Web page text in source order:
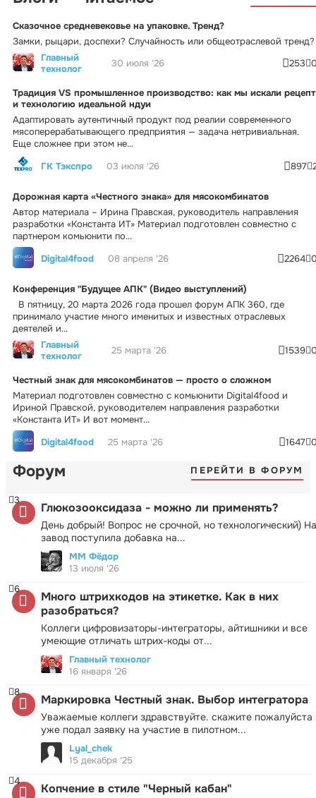
Сказочное средневековье на упаковке. Тренд?
Замки, рыцари, доспехи? Случайность или общеотраслевой тренд?
Главный
технолог
30 июля '26 253
Традиция VS промышленное производство: как мы искали рецепт
и технологию идеальной ндуи
Адаптировать аутентичный продукт под реалии современного
мясоперерабатывающего предприятия — задача нетривиальная.
Еще сложнее при этом не...
ГК Тэкспро
03 июля '26 897
Дорожная карта «Честного знака» для мясокомбинатов
Автор материала – Ирина Правская, руководитель направления
разработки «Константа ИТ» Материал подготовлен совместно с
партнером комьюнити по...
Digital4food
08 апреля '26 2264
Конференция "Будущее АПК" (Видео выступлений)
В пятницу, 20 марта 2026 года прошел форум АПК 360, где
принимало участие много именитых и известных отраслевых
деятелей и...
Главный
технолог
25 марта '26 1539
Честный знак для мясокомбинатов — просто о сложном
Материал подготовлен совместно с комьюнити Digital4food и
Ириной Правской, руководителем направления разработки
«Константа ИТ» И вот момент...
Digital4food
25 марта '26 1647
Форум ПЕРЕЙТИ В ФОРУМ
Глюкозооксидаза - можно ли применять?
День добрый! Вопрос не срочной, но технологический) На
завод поступила добавка на...
3
ММ Фёдор
13 июля '26
Много штрихкодов на этикетке. Как в них
разобраться?
Коллеги цифровизаторы-интеграторы, айтишники и все
умеющие отличать штрих-коды от...
6
Главный технолог
16 января '26
Маркировка Честный знак. Выбор интегратора
Уважаемые коллеги здравствуйте. скажите пожалуйста
уже подал заявку на участие в пилотном...
8
Lyal_chek
15 декабря '25
Копчение в стиле "Черный кабан"
4